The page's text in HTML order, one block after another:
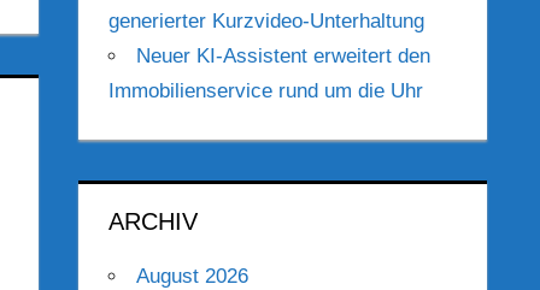
generierter Kurzvideo-Unterhaltung
Neuer KI-Assistent erweitert den
Immobilienservice rund um die Uhr
ARCHIV
August 2026